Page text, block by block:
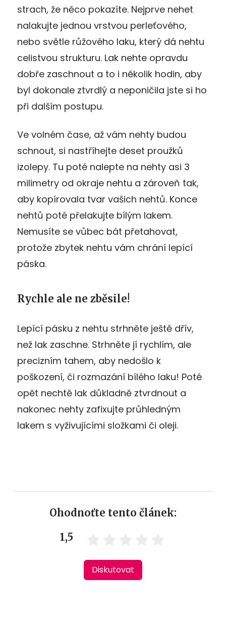
strach, že něco pokazíte. Nejprve nehet
nalakujte jednou vrstvou perleťového,
nebo světle růžového laku, který dá nehtu
celistvou strukturu. Lak nehte opravdu
dobře zaschnout a to i několik hodin, aby
byl dokonale ztvrdlý a neponičila jste si ho
při dalším postupu.
Ve volném čase, až vám nehty budou
schnout, si nastříhejte deset proužků
izolepy. Tu poté nalepte na nehty asi 3
milimetry od okraje nehtu a zároveň tak,
aby kopírovala tvar vašich nehtů. Konce
nehtů poté přelakujte bílým lakem.
Nemusíte se vůbec bát přetahovat,
protože zbytek nehtu vám chrání lepící
páska.
Rychle ale ne zběsile!
Lepící pásku z nehtu strhněte ještě dřív,
než lak zaschne. Strhněte jí rychlím, ale
precizním tahem, aby nedošlo k
poškození, či rozmazání bílého laku! Poté
opět nechtě lak důkladně ztvrdnout a
nakonec nehty zafixujte průhledným
lakem s vyživujícími složkami či oleji.
Ohodnoťte tento článek:
1,5
Diskutovat